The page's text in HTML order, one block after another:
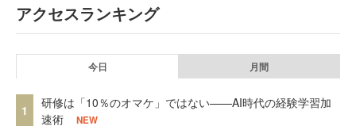
アクセスランキング
今日 月間
1
研修は「10％のオマケ」ではない——AI時代の経験学習加
速術
NEW